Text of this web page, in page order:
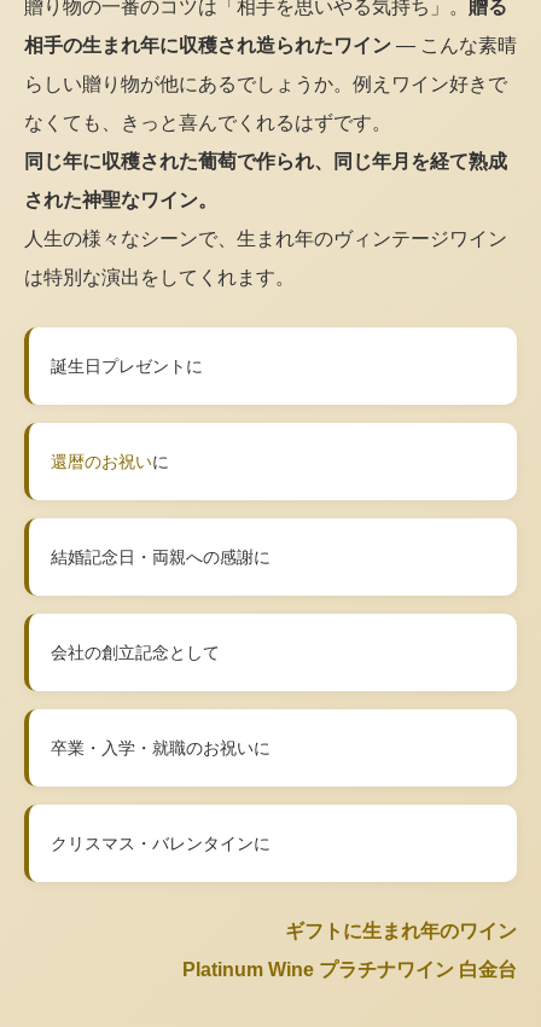
贈り物の一番のコツは「相手を思いやる気持ち」。 贈る
相手の生まれ年に収穫され造られたワイン — こんな素晴
らしい贈り物が他にあるでしょうか。例えワイン好きで
なくても、きっと喜んでくれるはずです。
同じ年に収穫された葡萄で作られ、同じ年月を経て熟成
された神聖なワイン。
人生の様々なシーンで、生まれ年のヴィンテージワイン
は特別な演出をしてくれます。
誕生日プレゼントに
還暦のお祝いに
結婚記念日・両親への感謝に
会社の創立記念として
卒業・入学・就職のお祝いに
クリスマス・バレンタインに
ギフトに生まれ年のワイン
Platinum Wine プラチナワイン 白金台